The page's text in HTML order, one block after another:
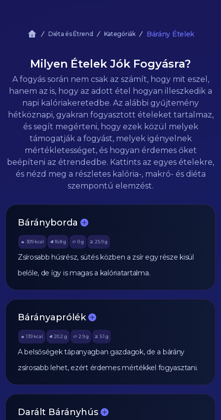
Diéta és Étrend Kategóriák Bárány Ételek
Milyen Ételek Jók Fogyásra?
A fogyás során nem csak az számít, hogy mit eszel,
hanem az is, hogy az adott étel hogyan illeszkedik a
napi kalóriakeretedbe. Az alábbi gyűjtemény
hétköznapi, gyakran fogyasztott ételeket tartalmaz,
és segít megérteni, hogy ezek közül melyek
támogatják a fogyást, melyek igényelnek
mértékletességet, és hogyan érdemes őket
beépíteni az étrendedbe. Kattints az egyes ételekre,
és nézd meg a részletes kalória-, makró- és diéta
szempontú elemzést.
Bárányborda
🔥 309 kcal 🥩 16.8g 🥔 0 g 🫒 25.9g
Zsírosabb húsrész, sütés közben a zsír egy része kisül
belőle, de így is magas a kalóriatartalma.
Bárányaprólék
🔥 139 kcal 🥩 20.2 g 🥔 2.9 g 🫒 5.1 g
A belsőségek tápanyagban gazdagok, de a bárány
zsírosabb lehet, ezért érdemes mértékkel fogyasztani.
Darált Bárányhús